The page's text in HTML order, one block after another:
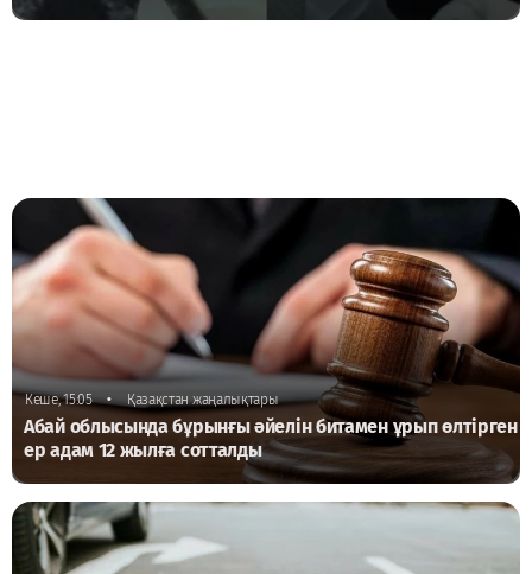
Кеше, 15:05 • Қазақстан жаңалықтары
Абай облысында бұрынғы әйелін битамен ұрып өлтірген
ер адам 12 жылға сотталды